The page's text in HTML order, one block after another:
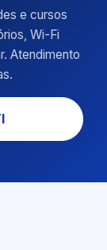
e cursos
Wi-Fi
Atendimento